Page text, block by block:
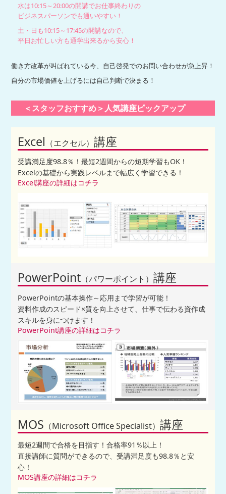
水は10:15～20:00の開講でお仕事終わりの
ビジネスパーソンでも通いやすい！
土・日も10:15～17:45の開講なので、
平日お忙しい方も通学出来るから安心！
働き方改革が叫ばれている今、自己啓発でのお問い合わせが急上昇！
自分の市場価値を上げるには自己判断で決まる！
＜スタッフおすすめ＞人気講座ピックアップ
Excel （エクセル）講座
受講満足度98.8％！最短2週間からの短期学習もOK！
Excelの基礎から実践レベルまで幅広く学習できる！
Excel講座の詳細はコチラ
PowerPoint （パワーポイント）講座
PowerPointの基本操作～応用まで学習が可能！
資料作成のスピード×質を向上させて、仕事で伝わる資作成
スキルを身につけます！
PowerPoint講座の詳細はコチラ
MOS （Microsoft Office Specialist）講座
最短2週間で合格を目指す！合格率91％以上！
直接講師に質問ができるので、受講満足度も98.8％と安
心！
MOS講座の詳細はコチラ